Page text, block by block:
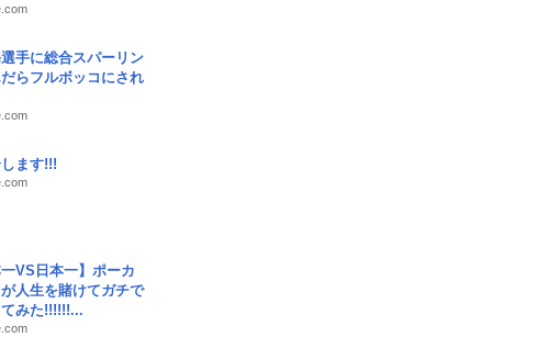
手に総合スパーリン
らフルボッコにされ
ます!!!
一VS日本一】ポーカ
人生を賭けてガチで
みた!!!!!!...